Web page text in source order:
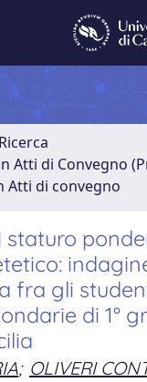
Atti di Convegno
Atti di convegno
staturo
fra gli
di 1°
; OLIVERI